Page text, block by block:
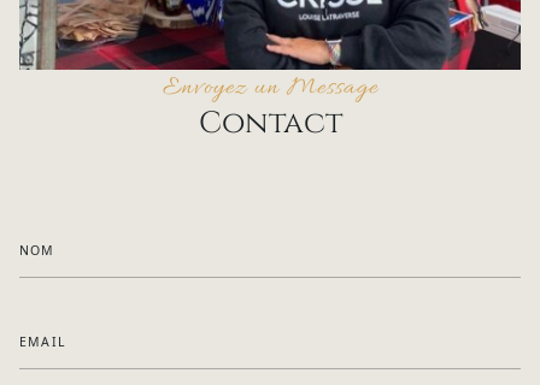
Contact
Envoyez un Message
NOM
EMAIL